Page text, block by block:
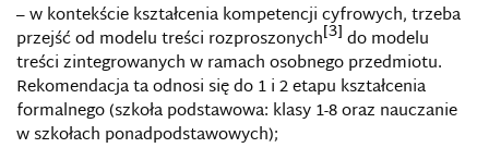
– w kontekście kształcenia kompetencji cyfrowych, trzeba
przejść od modelu treści rozproszonych[3]do modelu
treści zintegrowanych w ramach osobnego przedmiotu.
Rekomendacja ta odnosi się do 1 i 2 etapu kształcenia
formalnego (szkoła podstawowa: klasy 1-8 oraz nauczanie
w szkołach ponadpodstawowych);